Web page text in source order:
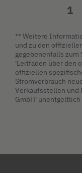
1
** Weitere
und zu den
gegebenenfalls zum
'Leitfaden über den
offiziellen
Stromverbrauch
Verkaufsstellen und
GmbH'